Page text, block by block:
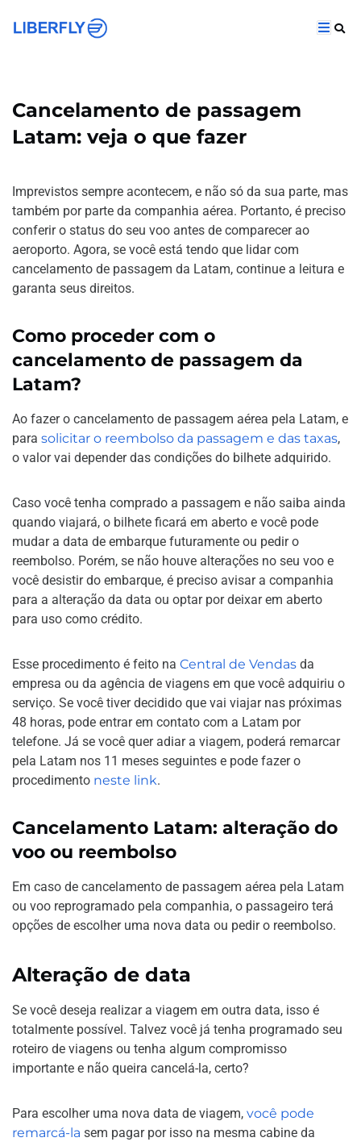
Cancelamento de passagem
Latam: veja o que fazer
Imprevistos sempre acontecem, e não só da sua parte, mas
também por parte da companhia aérea. Portanto, é preciso
conferir o status do seu voo antes de comparecer ao
aeroporto. Agora, se você está tendo que lidar com
cancelamento de passagem da Latam, continue a leitura e
garanta seus direitos.
Como proceder com o
cancelamento de passagem da
Latam?
Ao fazer o cancelamento de passagem aérea pela Latam, e
para solicitar o reembolso da passagem e das taxas,
o valor vai depender das condições do bilhete adquirido.
Caso você tenha comprado a passagem e não saiba ainda
quando viajará, o bilhete ficará em aberto e você pode
mudar a data de embarque futuramente ou pedir o
reembolso. Porém, se não houve alterações no seu voo e
você desistir do embarque, é preciso avisar a companhia
para a alteração da data ou optar por deixar em aberto
para uso como crédito.
Esse procedimento é feito na Central de Vendas da
empresa ou da agência de viagens em que você adquiriu o
serviço. Se você tiver decidido que vai viajar nas próximas
48 horas, pode entrar em contato com a Latam por
telefone. Já se você quer adiar a viagem, poderá remarcar
pela Latam nos 11 meses seguintes e pode fazer o
procedimento neste link.
Cancelamento Latam: alteração do
voo ou reembolso
Em caso de cancelamento de passagem aérea pela Latam
ou voo reprogramado pela companhia, o passageiro terá
opções de escolher uma nova data ou pedir o reembolso.
Alteração de data
Se você deseja realizar a viagem em outra data, isso é
totalmente possível. Talvez você já tenha programado seu
roteiro de viagens ou tenha algum compromisso
importante e não queira cancelá-la, certo?
Para escolher uma nova data de viagem, você pode
remarcá-la sem pagar por isso na mesma cabine da